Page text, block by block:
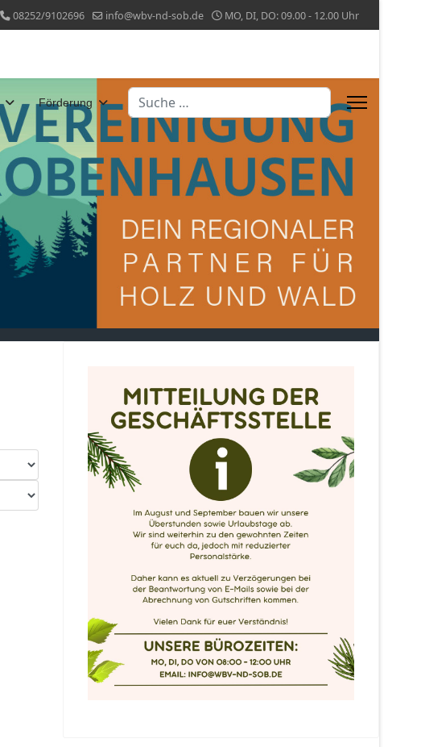
08252/9102696 info@wbv-nd-sob.de MO, DI, DO: 09.00 - 12.00 Uhr
Förderung Suchen